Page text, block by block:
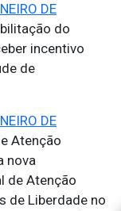
DE
do
incentivo
de
DE
Atenção
nova
de Atenção
de Liberdade no